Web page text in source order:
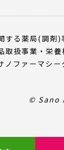
する薬局(調剤)
取扱事業・栄
ノファーマシー
© Sano